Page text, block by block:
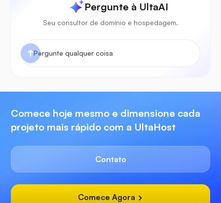
Pergunte à UltaAI
Seu consultor de domínio e hospedagem.
Comece hoje mesmo e dimensione cada
projeto mais rápido com a UltaHost
Contato
Comece Agora